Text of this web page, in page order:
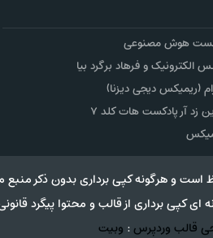
هوش مصنوعی
و فرهاد برگرد بیا
(ریمیکس دیجی دیزنا)
آر پادکست هات کلد ۷
و هرگونه کپی برداری بدون ذکر
قالب وردپرس: وبیت